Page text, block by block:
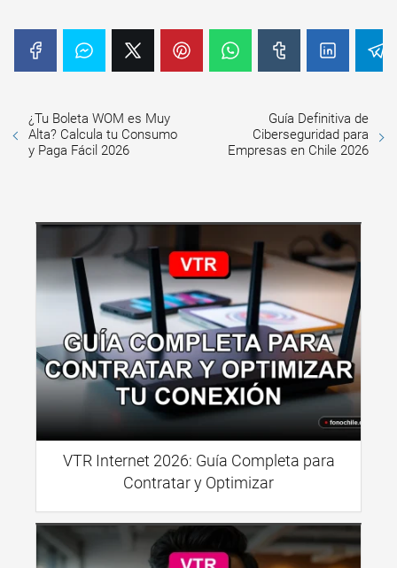
¿Tu Boleta WOM es Muy
Alta? Calcula tu Consumo
y Paga Fácil 2026
Guía Definitiva de
Ciberseguridad para
Empresas en Chile 2026
VTR Internet 2026: Guía Completa para
Contratar y Optimizar